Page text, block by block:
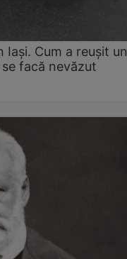
Iași. Cum a reușit un
facă nevăzut